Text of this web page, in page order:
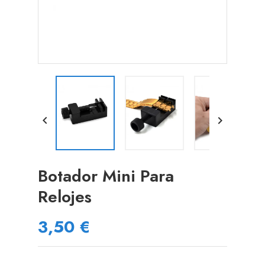
 
Botador Mini Para
Relojes
3,50 €